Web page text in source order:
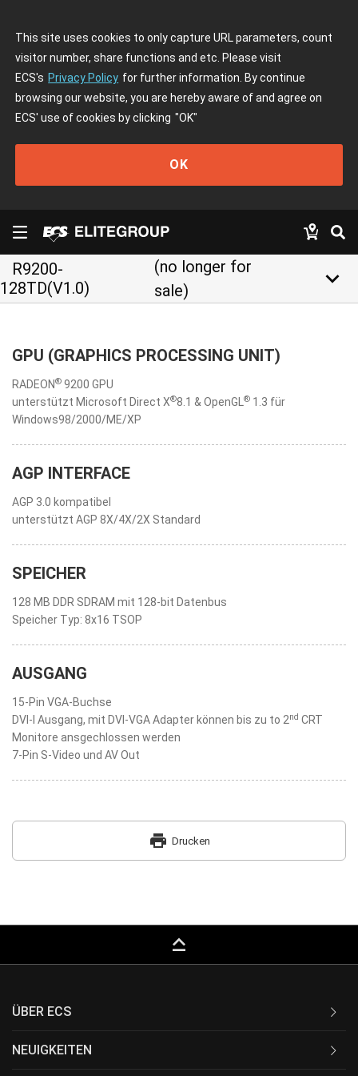
This site uses cookies to only capture URL parameters, count
visitor number, share functions and etc. Please visit
ECS's Privacy Policy for further information. By continue
browsing our website, you are hereby aware of and agree on
ECS' use of cookies by clicking "OK"
OK
R9200-
128TD(V1.0)
(no longer for
sale)
keyboard_arrow_down
GPU (GRAPHICS PROCESSING UNIT)
RADEON® 9200 GPU
unterstützt Microsoft Direct X®8.1 & OpenGL ® 1.3 für
Windows98/2000/ME/XP
AGP INTERFACE
AGP 3.0 kompatibel
unterstützt AGP 8X/4X/2X Standard
SPEICHER
128 MB DDR SDRAM mit 128-bit Datenbus
Speicher Typ: 8x16 TSOP
AUSGANG
15-Pin VGA-Buchse
DVI-I Ausgang, mit DVI-VGA Adapter können bis zu to 2nd CRT
Monitore ansgechlossen werden
7-Pin S-Video und AV Out
print Drucken
keyboard_capslock
ÜBER ECS
NEUIGKEITEN